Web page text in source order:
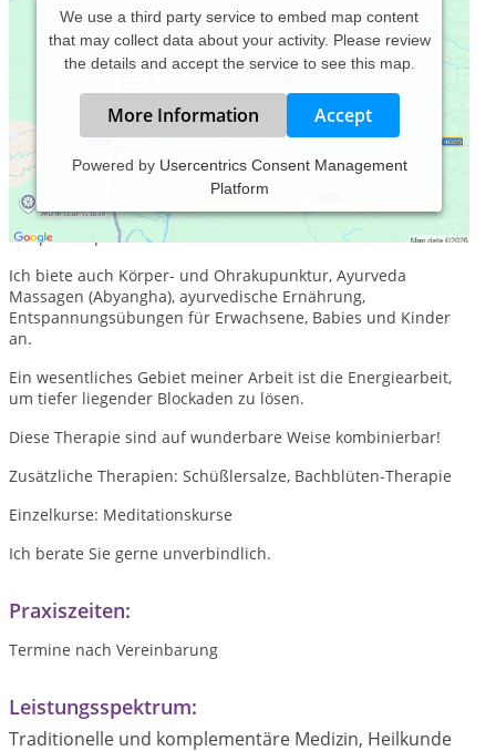
We use a third party service to embed map content
that may collect data about your activity. Please review
the details and accept the service to see this map.
More Information Accept
Powered by Usercentrics Consent Management
Platform
Meine Praxis befindet sich in Heidelberg/Neuenheim am
Neckar. Die klassische Homöopathie ist meine
Haupttherapie.
Ich biete auch Körper- und Ohrakupunktur, Ayurveda
Massagen (Abyangha), ayurvedische Ernährung,
Entspannungsübungen für Erwachsene, Babies und Kinder
an.
Ein wesentliches Gebiet meiner Arbeit ist die Energiearbeit,
um tiefer liegender Blockaden zu lösen.
Diese Therapie sind auf wunderbare Weise kombinierbar!
Zusätzliche Therapien: Schüßlersalze, Bachblüten-Therapie
Einzelkurse: Meditationskurse
Ich berate Sie gerne unverbindlich.
Praxiszeiten:
Termine nach Vereinbarung
Leistungsspektrum:
Traditionelle und komplementäre Medizin, Heilkunde